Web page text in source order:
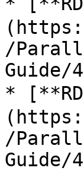
/
Guide/
* [**RD
/
Guide/